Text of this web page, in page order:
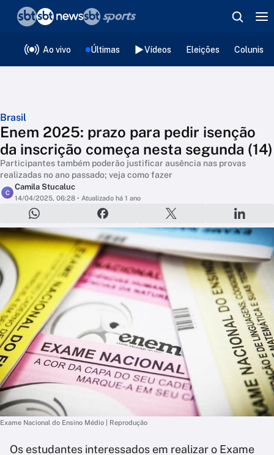
Ao vivo Últimas Vídeos Eleições
Brasil
Enem 2025: prazo para pedir isenção
da inscrição começa nesta segunda (14)
Participantes também poderão justificar ausência nas provas
realizadas no ano passado; veja como fazer
C
Camila Stucaluc
14/04/2025, 06:28 • Atualizado há 1 ano
Exame Nacional do Ensino Médio | Reprodução
Os estudantes interessados em realizar o Exame
❮voltar
Editorias